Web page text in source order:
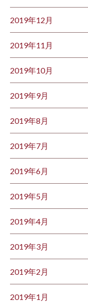
2019年12月
2019年11月
2019年10月
2019年9月
2019年8月
2019年7月
2019年6月
2019年5月
2019年4月
2019年3月
2019年2月
2019年1月